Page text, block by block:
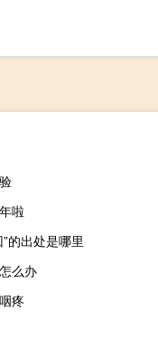
啦
的出处是哪里
么办
疼